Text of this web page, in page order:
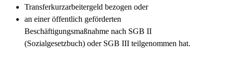
Transferkurzarbeitergeld bezogen oder
an einer öffentlich geförderten
Beschäftigungsmaßnahme nach SGB II
(Sozialgesetzbuch) oder SGB III teilgenommen hat.